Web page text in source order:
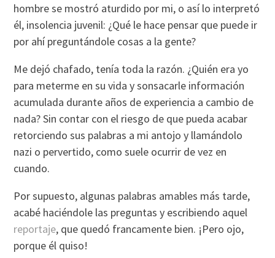
hombre se mostró aturdido por mi, o así lo interpretó
él, insolencia juvenil: ¿Qué le hace pensar que puede ir
por ahí preguntándole cosas a la gente?
Me dejó chafado, tenía toda la razón. ¿Quién era yo
para meterme en su vida y sonsacarle información
acumulada durante años de experiencia a cambio de
nada? Sin contar con el riesgo de que pueda acabar
retorciendo sus palabras a mi antojo y llamándolo
nazi o pervertido, como suele ocurrir de vez en
cuando.
Por supuesto, algunas palabras amables más tarde,
acabé haciéndole las preguntas y escribiendo aquel
reportaje, que quedó francamente bien. ¡Pero ojo,
porque él quiso!